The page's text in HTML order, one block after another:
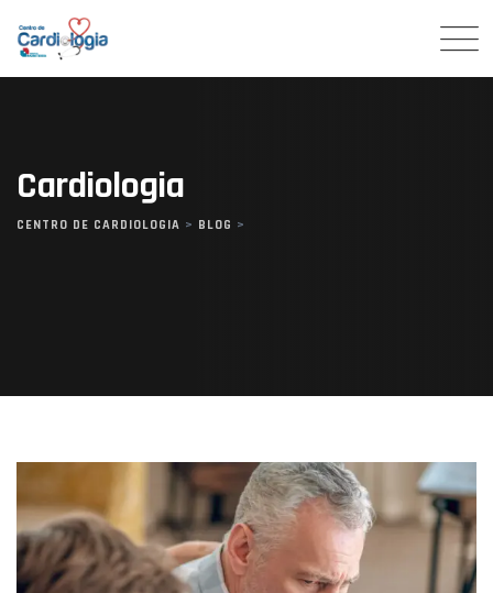
content
Cardiologia
CENTRO DE CARDIOLOGIA > BLOG >